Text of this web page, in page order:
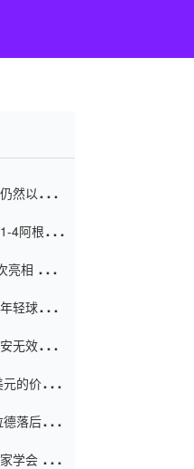
然以6分
4阿根
亮相 中国
轻球员在
无效传球
的价格
落后6球
学会 安